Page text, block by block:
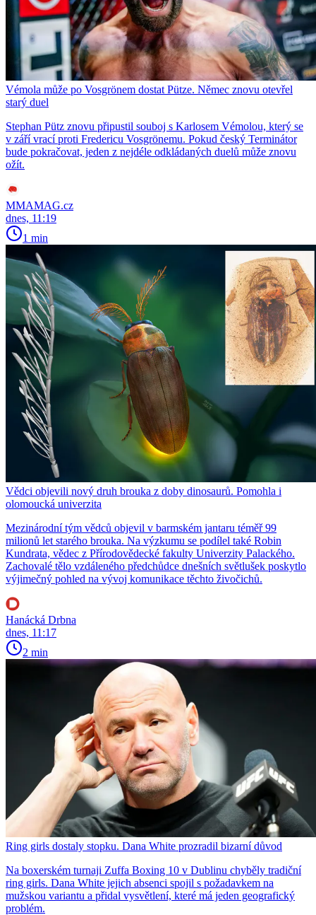
Vémola může po Vosgrönem dostat Pütze. Němec znovu otevřel
starý duel
Stephan Pütz znovu připustil souboj s Karlosem Vémolou, který se
v září vrací proti Fredericu Vosgrönemu. Pokud český Terminátor
bude pokračovat, jeden z nejdéle odkládaných duelů může znovu
ožít.
MMAMAG.cz
dnes, 11:19
1 min
Vědci objevili nový druh brouka z doby dinosaurů. Pomohla i
olomoucká univerzita
Mezinárodní tým vědců objevil v barmském jantaru téměř 99
milionů let starého brouka. Na výzkumu se podílel také Robin
Kundrata, vědec z Přírodovědecké fakulty Univerzity Palackého.
Zachovalé tělo vzdáleného předchůdce dnešních světlušek poskytlo
výjimečný pohled na vývoj komunikace těchto živočichů.
Hanácká Drbna
dnes, 11:17
2 min
Ring girls dostaly stopku. Dana White prozradil bizarní důvod
Na boxerském turnaji Zuffa Boxing 10 v Dublinu chyběly tradiční
ring girls. Dana White jejich absenci spojil s požadavkem na
mužskou variantu a přidal vysvětlení, které má jeden geografický
problém.